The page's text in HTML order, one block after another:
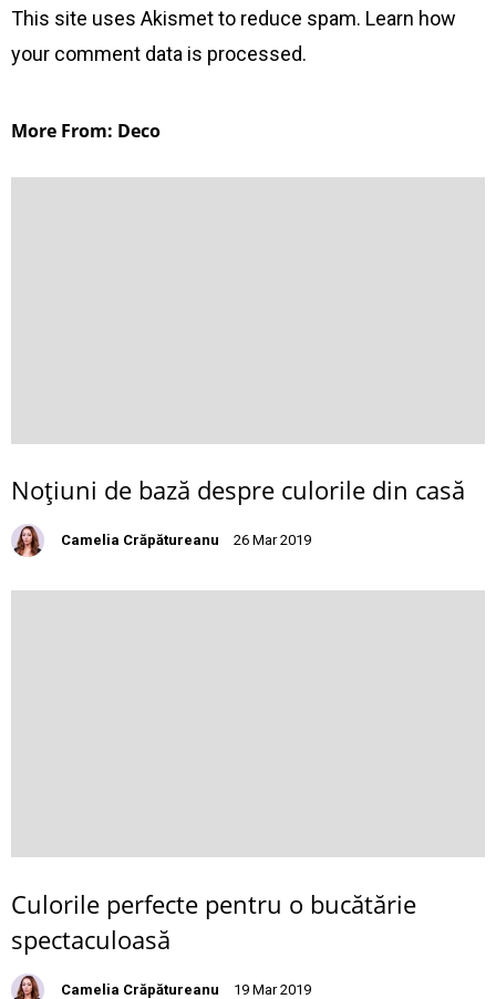
This site uses Akismet to reduce spam. Learn how
your comment data is processed.
More From: Deco
Noţiuni de bază despre culorile din casă
Camelia Crăpătureanu 26 Mar 2019
Culorile perfecte pentru o bucătărie
spectaculoasă
Camelia Crăpătureanu 19 Mar 2019